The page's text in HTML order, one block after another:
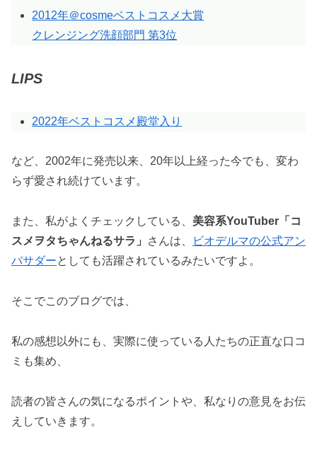
2012年＠cosmeベストコスメ大賞
クレンジング洗顔部門 第3位
LIPS
2022年ベストコスメ殿堂入り
など、2002年に発売以来、20年以上経った今でも、変わ
らず愛され続けています。
また、私がよくチェックしている、 美容系YouTuber「コ
スメヲタちゃんねるサラ」
さんは、
ビオデルマの公式アン
バサダーとしても活躍されているみたいですよ。
そこでこのブログでは、
私の感想以外にも、実際に使っている人たちの正直な口コ
ミも集め、
読者の皆さんの気になるポイントや、私なりの意見をお伝
えしていきます。